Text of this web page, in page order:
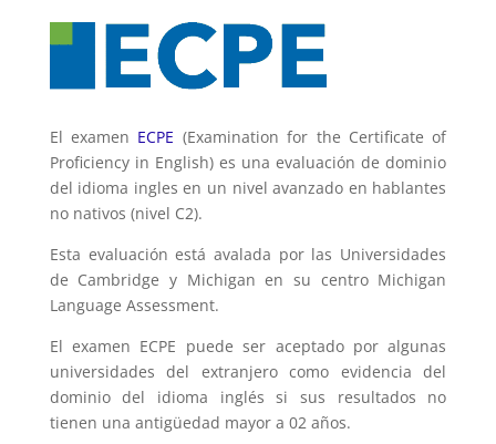
El examen ECPE (Examination for the Certificate of
Proficiency in English) es una evaluación de dominio
del idioma ingles en un nivel avanzado en hablantes
no nativos (nivel C2).
Esta evaluación está avalada por las Universidades
de Cambridge y Michigan en su centro Michigan
Language Assessment.
El examen ECPE puede ser aceptado por algunas
universidades del extranjero como evidencia del
dominio del idioma inglés si sus resultados no
tienen una antigüedad mayor a 02 años.